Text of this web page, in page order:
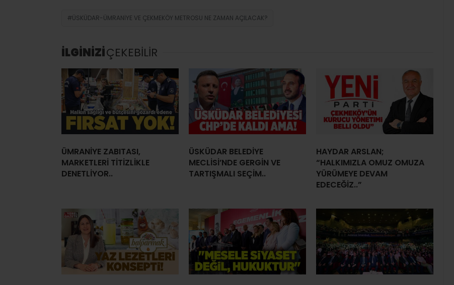
ÜSKÜDAR-ÜMRANIYE VE ÇEKMEKÖY METROSU NE ZAMAN AÇILACAK?
İLGİNİZİÇEKEBİLİR
ÜMRANİYE ZABITASI,
MARKETLERİ TİTİZLİKLE
DENETLİYOR..
ÜSKÜDAR BELEDİYE
MECLİSİ’NDE GERGİN VE
TARTIŞMALI SEÇİM..
HAYDAR ARSLAN;
“HALKIMIZLA OMUZ OMUZA
YÜRÜMEYE DEVAM
EDECEĞİZ..”